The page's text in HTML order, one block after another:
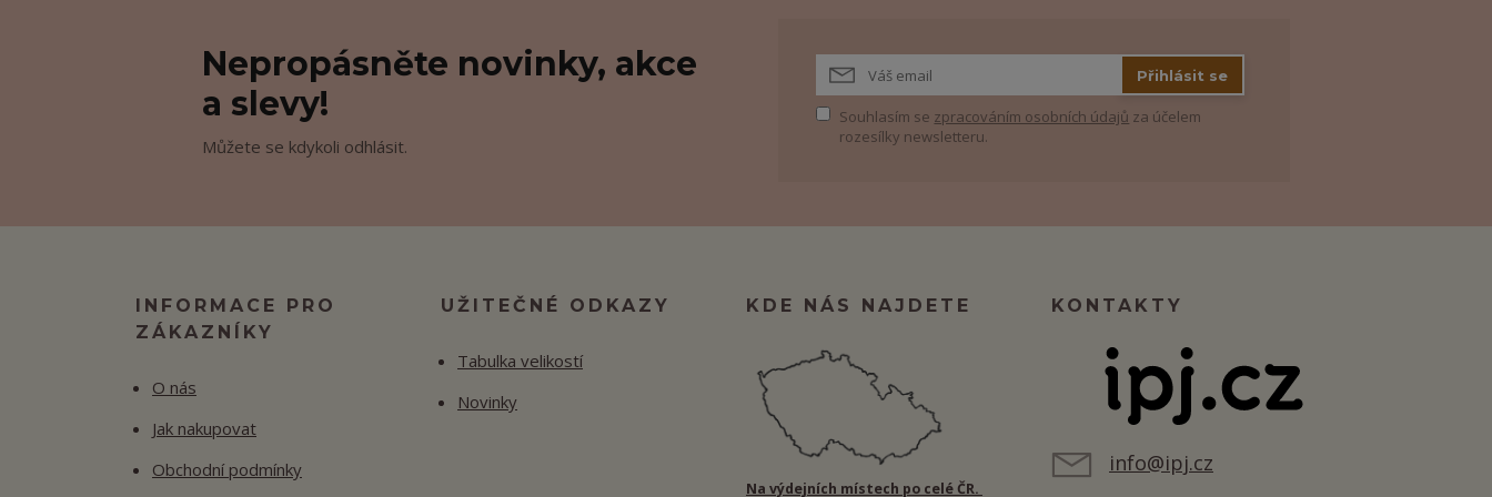
Nepropásněte novinky, akce
a slevy!
Můžete se kdykoli odhlásit.
Přihlásit se
Souhlasím se zpracováním osobních údajů za účelem
rozesílky newsletteru.
INFORMACE PRO
ZÁKAZNÍKY
O nás
Jak nakupovat
Obchodní podmínky
UŽITEČNÉ ODKAZY
Tabulka velikostí
Novinky
KDE NÁS NAJDETE
Na výdejních místech po celé ČR.
KONTAKTY
info@ipj.cz